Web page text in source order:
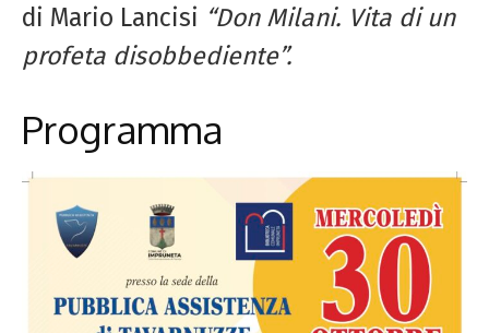
di Mario Lancisi “Don Milani. Vita di un
profeta disobbediente”.
Programma